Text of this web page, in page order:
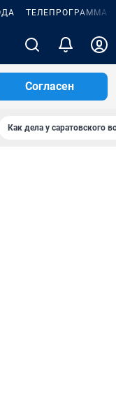
ТЕЛЕПРОГРАММА
Согласен
Как дела у саратовского